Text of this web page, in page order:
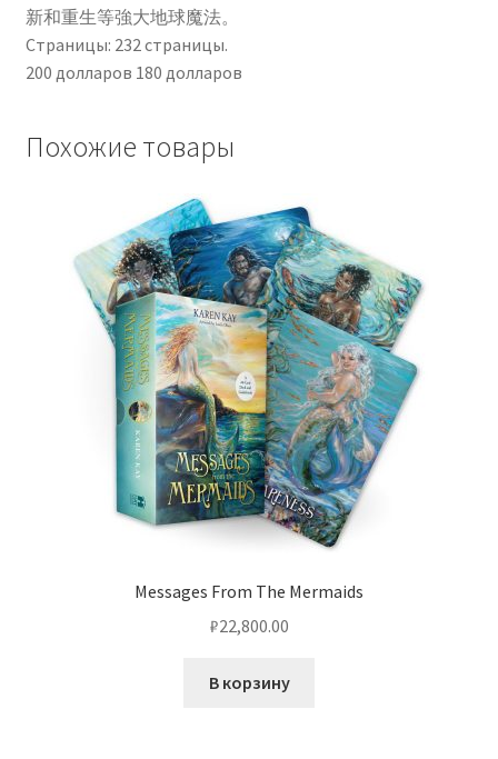
新和重生等強大地球魔法。
Страницы: 232 страницы.
200 долларов 180 долларов
Похожие товары
Messages From The Mermaids
₽22,800.00
В корзину